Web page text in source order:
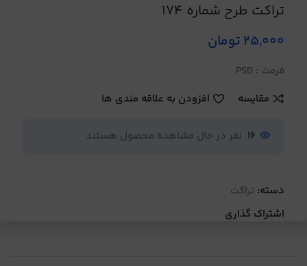
تراکت طرح شماره 174
25,000تومان
فرمت : PSD
مقایسه
افزودن به علاقه مندی ها
16 نفر در حال مشاهده محصول هستند
دسته: تراکت
اشتراک گذاری